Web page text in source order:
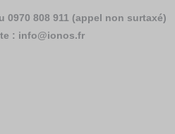
0970 808 911 (appel non surtaxé)
: info@ionos.fr